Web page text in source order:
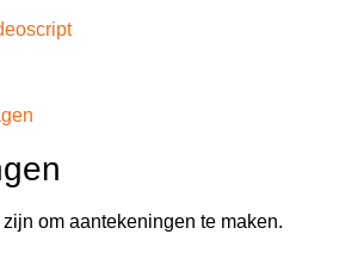
om aantekeningen te maken.